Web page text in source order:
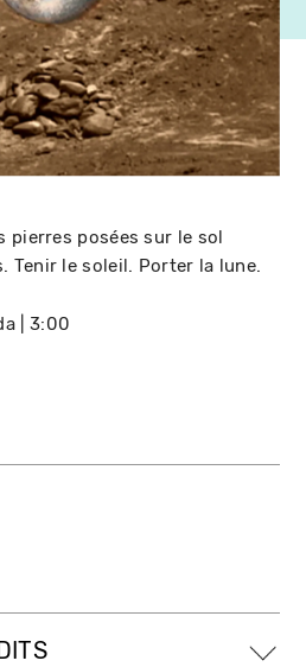
pierres posées sur le sol
Tenir le soleil. Porter la lune.
3:00